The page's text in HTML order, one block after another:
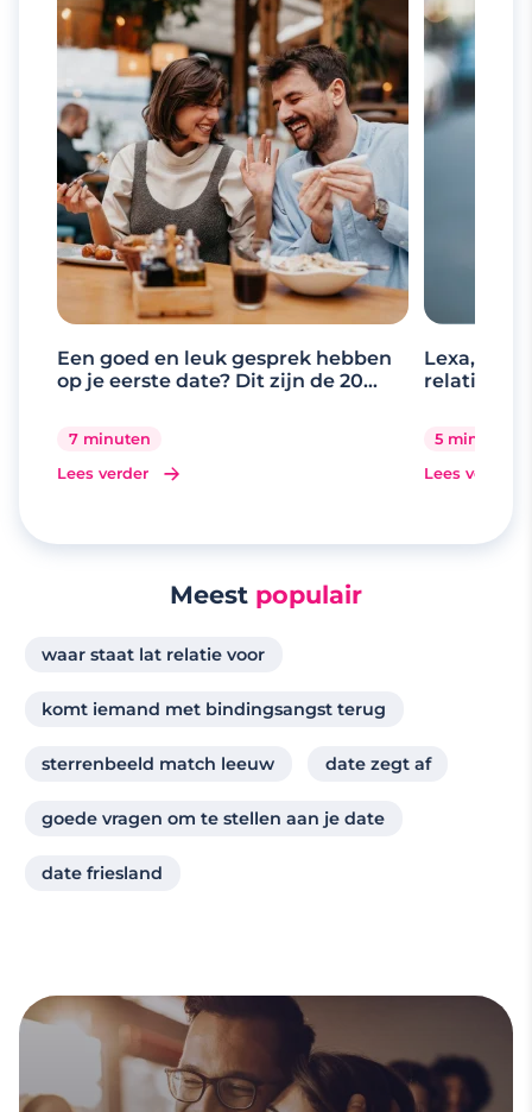
Een goed en leuk gesprek hebben
op je eerste date? Dit zijn de 20
7 minuten
Lees verder
Lexa, de
relaties
5 minuten
Lees verder
Meest populair
waar staat lat relatie voor
komt iemand met bindingsangst terug
sterrenbeeld match leeuw date zegt af
goede vragen om te stellen aan je date
date friesland